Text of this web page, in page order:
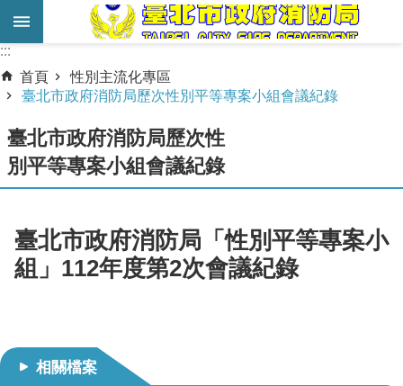
跳到主要內容區塊
進
階
尋
業
服
務
介
:::
:::
首頁
性別主流化專區
臺北市政府消防局歷次性別平等專案小組會議紀錄
臺北市政府消防局歷次性
別平等專案小組會議紀錄
臺北市政府消防局「性別平等專案小
組」112年度第2次會議紀錄
相關檔案